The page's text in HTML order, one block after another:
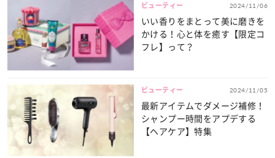
ビューティー 2024/11/06
いい香りをまとって美に磨きを
かける！心と体を癒す【限定コ
フレ】って？
ビューティー 2024/11/05
最新アイテムでダメージ補修！
シャンプー時間をアプデする
【ヘアケア】特集